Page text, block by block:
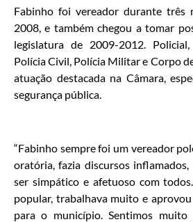
Fabinho foi vereador durante três
2008, e também chegou a tomar
legislatura de 2009-2012.
Polícia Civil, Polícia Militar e Corpo
atuação destacada na Câmara,
segurança pública.
“Fabinho sempre foi um vereador
oratória, fazia discursos
ser simpático e afetuoso com
popular, trabalhava muito e
para o município. Sentimos